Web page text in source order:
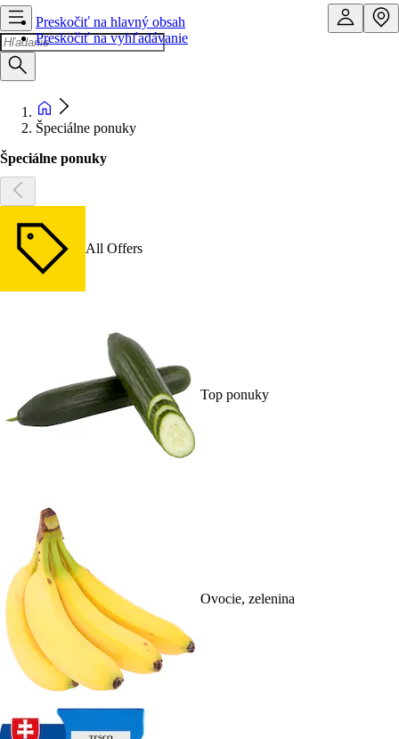
Preskočiť na hlavný obsah
Preskočiť na vyhľadávanie
Špeciálne ponuky
Špeciálne ponuky
All Offers
Top ponuky
Ovocie, zelenina